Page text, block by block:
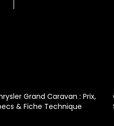
Grand Caravan : Prix,
& Fiche Technique